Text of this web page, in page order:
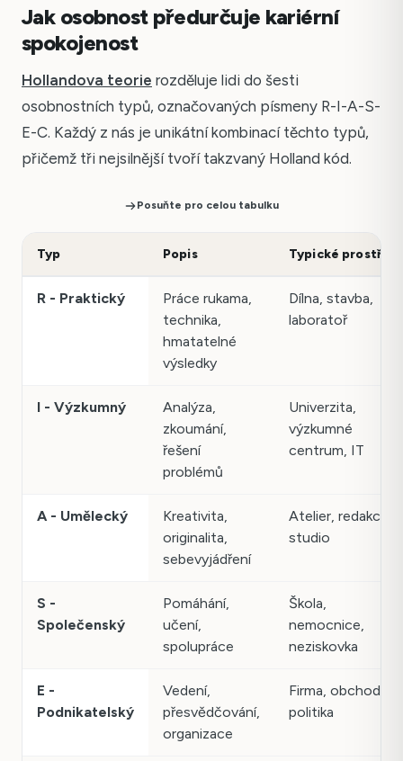
Jak osobnost předurčuje kariérní
spokojenost
Hollandova teorie rozděluje lidi do šesti
osobnostních typů, označovaných písmeny R-I-A-S-
E-C. Každý z nás je unikátní kombinací těchto typů,
přičemž tři nejsilnější tvoří takzvaný Holland kód.
Posuňte pro celou tabulku
Typ Popis Typické prostředí
R - Praktický
Práce rukama,
technika,
hmatatelné
výsledky
Dílna, stavba,
laboratoř
I - Výzkumný
Analýza,
zkoumání,
řešení
problémů
Univerzita,
výzkumné
centrum, IT
A - Umělecký
Kreativita,
originalita,
sebevyjádření
Atelier, redakce,
studio
S -
Společenský
Pomáhání,
učení,
spolupráce
Škola,
nemocnice,
neziskovka
E -
Podnikatelský
Vedení,
přesvědčování,
organizace
Firma, obchod,
politika